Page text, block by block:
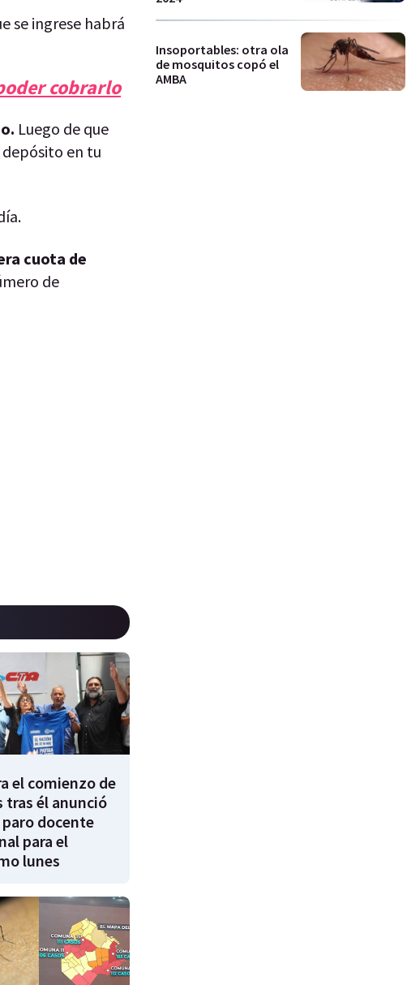
se ingrese habrá
cobrarlo
Luego de que
en tu
cuota de
de
el comienzo de
tras él anunció
paro docente
para el
lunes
Insoportables: otra ola
de mosquitos copó el
AMBA